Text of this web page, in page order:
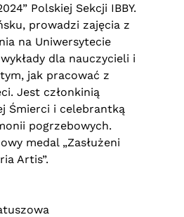
Polskiej Sekcji IBBY.
prowadzi zajęcia z
na Uniwersytecie
dla nauczycieli i
jak pracować z
Jest członkinią
Śmierci i celebrantką
pogrzebowych.
medal „Zasłużeni
Artis”.